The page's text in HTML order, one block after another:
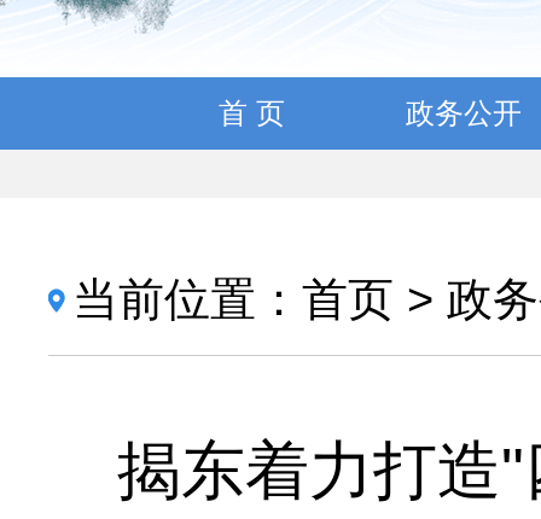
首 页 政务公开
当前位置： 首页 > 政
揭东着力打造